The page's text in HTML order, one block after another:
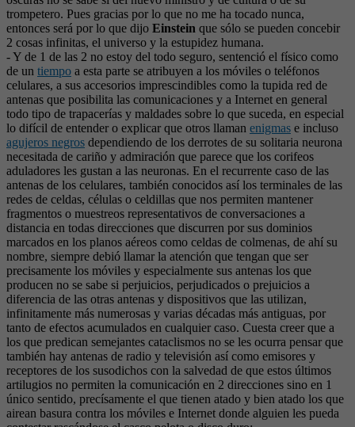
trompetero. Pues gracias por lo que no me ha tocado nunca,
entonces será por lo que dijo Einstein que sólo se pueden concebir
2 cosas infinitas, el universo y la estupidez humana.
- Y de 1 de las 2 no estoy del todo seguro, sentenció el físico como
de un tiempo a esta parte se atribuyen a los móviles o teléfonos
celulares, a sus accesorios imprescindibles como la tupida red de
antenas que posibilita las comunicaciones y a Internet en general
todo tipo de trapacerías y maldades sobre lo que suceda, en especial
lo difícil de entender o explicar que otros llaman enigmas e incluso
agujeros negros dependiendo de los derrotes de su solitaria neurona
necesitada de cariño y admiración que parece que los corifeos
aduladores les gustan a las neuronas. En el recurrente caso de las
antenas de los celulares, también conocidos así los terminales de las
redes de celdas, células o celdillas que nos permiten mantener
fragmentos o muestreos representativos de conversaciones a
distancia en todas direcciones que discurren por sus dominios
marcados en los planos aéreos como celdas de colmenas, de ahí su
nombre, siempre debió llamar la atención que tengan que ser
precisamente los móviles y especialmente sus antenas los que
producen no se sabe si perjuicios, perjudicados o prejuicios a
diferencia de las otras antenas y dispositivos que las utilizan,
infinitamente más numerosas y varias décadas más antiguas, por
tanto de efectos acumulados en cualquier caso. Cuesta creer que a
los que predican semejantes cataclismos no se les ocurra pensar que
también hay antenas de radio y televisión así como emisores y
receptores de los susodichos con la salvedad de que estos últimos
artilugios no permiten la comunicación en 2 direcciones sino en 1
único sentido, precísamente el que tienen atado y bien atado los que
airean basura contra los móviles e Internet donde alguien les pueda